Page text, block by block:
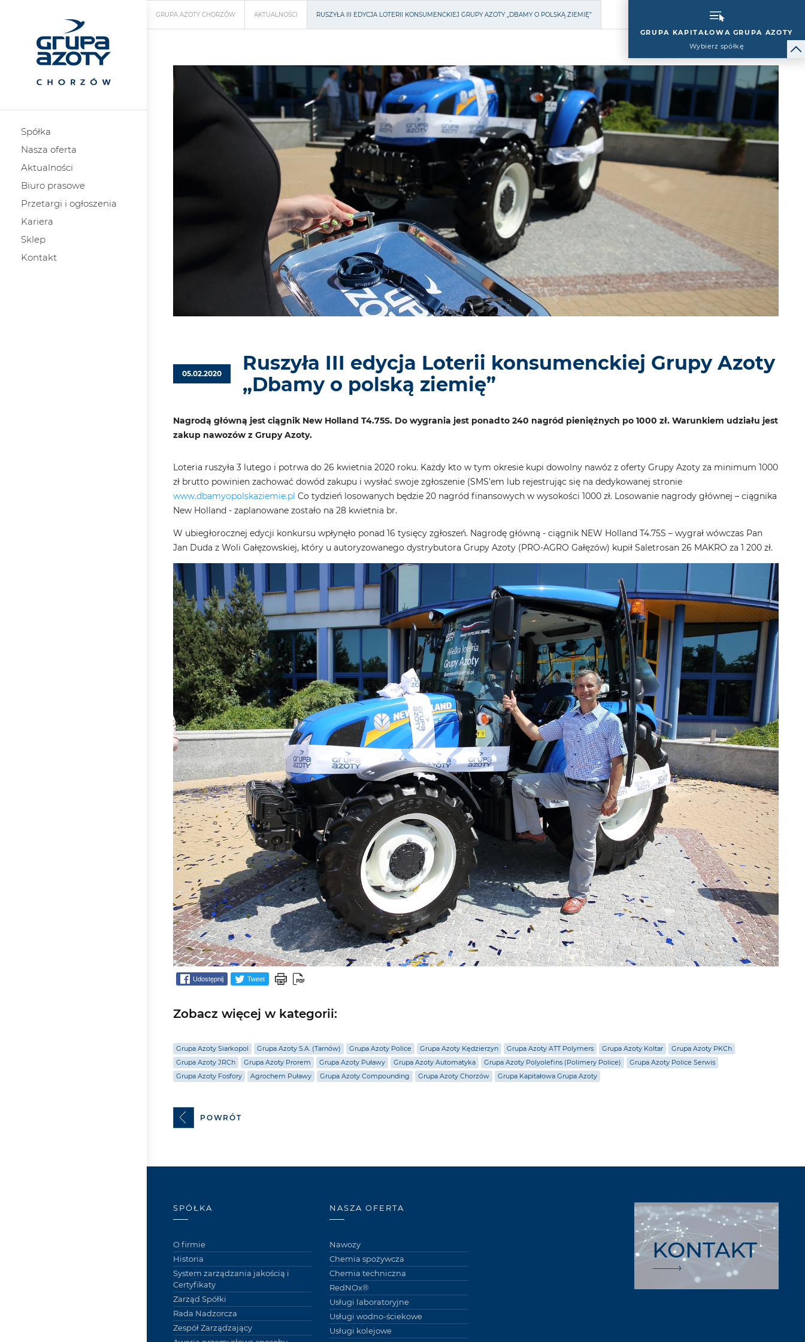
Spółka
Nasza oferta
Aktualności
Biuro prasowe
Przetargi i ogłoszenia
Kariera
Sklep
Kontakt
GRUPA KAPITAŁOWA GRUPA AZOTY
Wybierz spółkę
GRUPA AZOTY CHORZÓW AKTUALNOŚCI RUSZYŁA III EDYCJA LOTERII KONSUMENCKIEJ GRUPY AZOTY „DBAMY O POLSKĄ ZIEMIĘ”
05.02.2020
Ruszyła III edycja Loterii konsumenckiej Grupy Azoty
„Dbamy o polską ziemię”
Nagrodą główną jest ciągnik New Holland T4.75S. Do wygrania jest ponadto 240 nagród pieniężnych po 1000 zł. Warunkiem udziału jest
zakup nawozów z Grupy Azoty.
Loteria ruszyła 3 lutego i potrwa do 26 kwietnia 2020 roku. Każdy kto w tym okresie kupi dowolny nawóz z oferty Grupy Azoty za minimum 1000
zł brutto powinien zachować dowód zakupu i wysłać swoje zgłoszenie (SMS’em lub rejestrując się na dedykowanej stronie
www.dbamyopolskaziemie.pl Co tydzień losowanych będzie 20 nagród finansowych w wysokości 1000 zł. Losowanie nagrody głównej – ciągnika
New Holland - zaplanowane zostało na 28 kwietnia br.
W ubiegłorocznej edycji konkursu wpłynęło ponad 16 tysięcy zgłoszeń. Nagrodę główną - ciągnik NEW Holland T4.75S – wygrał wówczas Pan
Jan Duda z Woli Gałęzowskiej, który u autoryzowanego dystrybutora Grupy Azoty (PRO-AGRO Gałęzów) kupił Saletrosan 26 MAKRO za 1 200 zł.
Udostępnij Tweet
Zobacz więcej w kategorii:
Grupa Azoty Siarkopol Grupa Azoty S.A. (Tarnów) Grupa Azoty Police Grupa Azoty Kędzierzyn Grupa Azoty ATT Polymers Grupa Azoty Koltar
Grupa Azoty PKCh
Grupa Azoty JRCh
Grupa Azoty Prorem Grupa Azoty Puławy Grupa Azoty Automatyka Grupa Azoty Polyolefins (Polimery Police)
Grupa Azoty Police Serwis
Grupa Azoty Fosfory
Agrochem Puławy Grupa Azoty Compounding Grupa Azoty Chorzów Grupa Kapitałowa Grupa Azoty
POWRÓT
SPÓŁKA
O firmie
Historia
System zarządzania jakością i
Certyfikaty
Zarząd Spółki
Rada Nadzorcza
Zespół Zarządzający
NASZA OFERTA
Nawozy
Chemia spożywcza
Chemia techniczna
RedNOx®
Usługi laboratoryjne
Usługi wodno-ściekowe
Usługi kolejowe
KONTAKT